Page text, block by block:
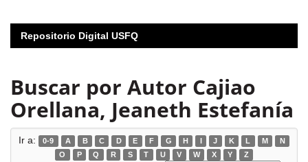
Repositorio Digital USFQ
Buscar por Autor Cajiao
Orellana, Jeaneth Estefanía
Ir a: 0-9 A B C D E F G H I J K L M
N
O
P Q R S T U V W X Y Z